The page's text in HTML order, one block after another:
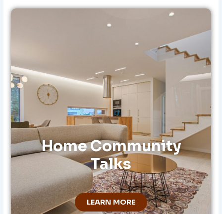
F
Home Community
Talks
LEARN MORE